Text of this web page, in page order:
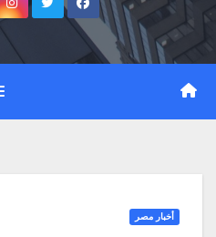
أخبار مصر